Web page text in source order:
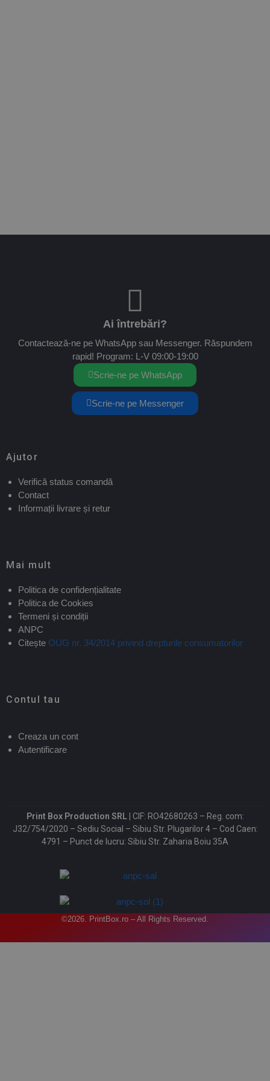
Ai întrebări?
Contactează-ne pe WhatsApp sau Messenger. Răspundem
rapid! Program: L-V 09:00-19:00
Scrie-ne pe WhatsApp
Scrie-ne pe Messenger
Ajutor
Verifică status comandă
Contact
Informații livrare și retur
Mai mult
Politica de confidențialitate
Politica de Cookies
Termeni și condiții
ANPC
Citește OUG nr. 34/2014 privind drepturile consumatorilor
Contul tau
Creaza un cont
Autentificare
Print Box Production SRL | CIF: RO42680263 – Reg. com:
J32/754/2020 – Sediu Social – Sibiu Str. Plugarilor 4 – Cod Caen:
4791 – Punct de lucru: Sibiu Str. Zaharia Boiu 35A
©2026. PrintBox.ro – All Rights Reserved.